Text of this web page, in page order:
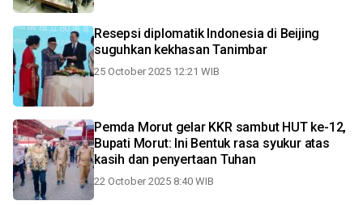
Resepsi diplomatik Indonesia di Beijing
suguhkan kekhasan Tanimbar
25 October 2025 12:21 WIB
Pemda Morut gelar KKR sambut HUT ke-12,
Bupati Morut: Ini Bentuk rasa syukur atas
kasih dan penyertaan Tuhan
22 October 2025 8:40 WIB